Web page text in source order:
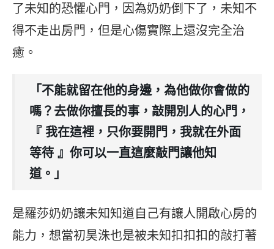
了未知的恐懼心門，因為奶奶倒下了，未知不
得不走出房門，但是心傷實際上還沒完全治
癒。
「不能就留在他的身邊，為他做你會做的
嗎？去做你擅長的事，敲開別人的心門，
『 我在這裡，只你要開門，我就在外面
等待 』你可以一直這麼敲門讓他知
道。」
是羅莎奶奶讓未知知道自己有讓人開啟心房的
能力，想當初昊洙也是被未知扣扣扣的敲打著